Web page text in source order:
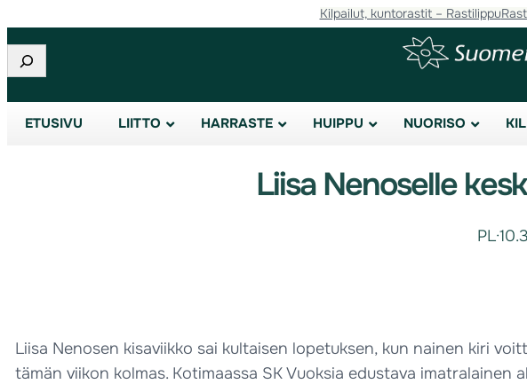
Kilpailut, kuntorastit – Rastilippu
Etsi
ETUSIVU LIITTO HARRASTE HUIPPU NUORISO
Liisa Nenoselle
PL·
Liisa Nenosen kisaviikko sai kultaisen lopetuksen, kun nainen kiri
tämän viikon kolmas. Kotimaassa SK Vuoksia edustava